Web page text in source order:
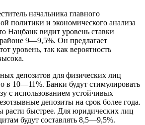
начальника главного
политики и экономического анализа
Нацбанк видит уровень ставки
9—9,5%. Он предлагает
уровень, так как вероятность
депозитов для физических лиц
в 10—11%. Банки будут стимулировать
с использованием устойчивых
депозиты на срок более года.
быстрее. Для юридических лиц
будут составлять 8,5—9,5%.